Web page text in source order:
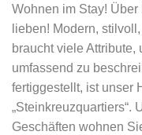
Wohnen im Stay!
lieben! Modern,
braucht viele Attribute,
umfassend zu
fertiggestellt, ist unser
„Steinkreuzquartiers“.
Geschäften wohnen